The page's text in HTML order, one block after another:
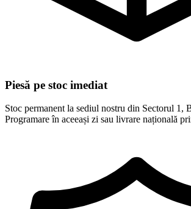
Piesă pe stoc imediat
Stoc permanent la sediul nostru din Sectorul 1,
Programare în aceeași zi sau livrare națională